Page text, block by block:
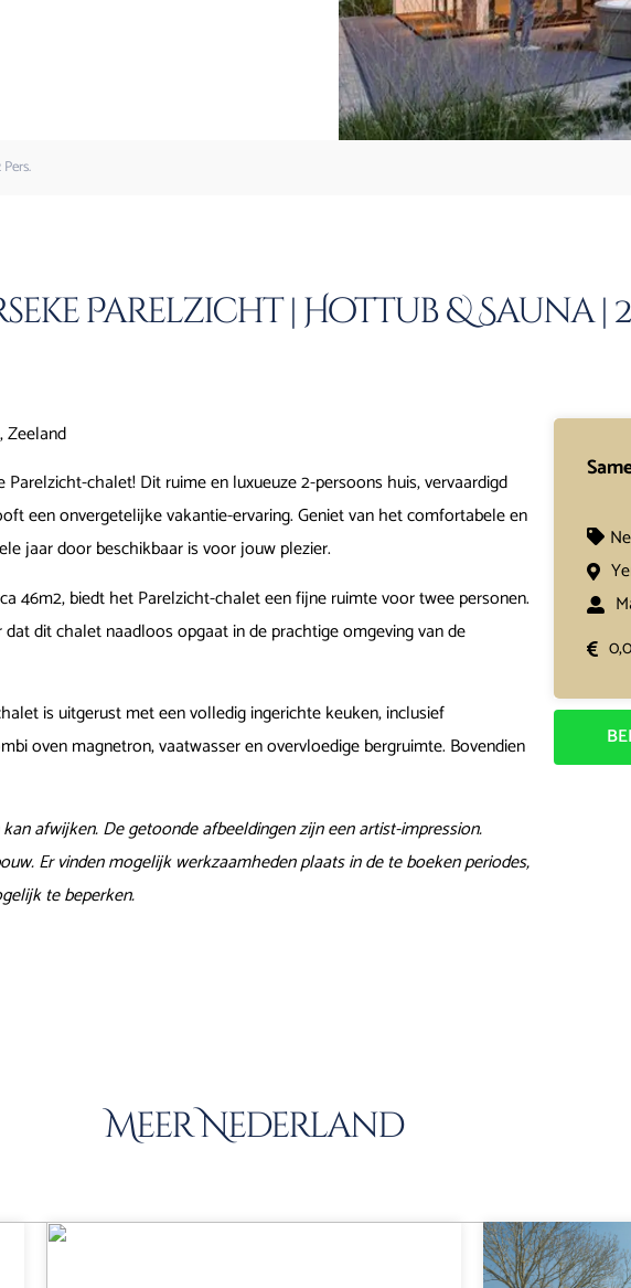
Parelzicht | Hottub & Sauna | 2
Zeeland
chalet! Dit ruime en luxueuze 2-persoons huis, vervaardigd
een onvergetelijke vakantie-ervaring. Geniet van het comfortabele en
jaar door beschikbaar is voor jouw plezier.
46m2, biedt het Parelzicht-chalet een fijne ruimte voor twee personen.
dit chalet naadloos opgaat in de prachtige omgeving van de
is uitgerust met een volledig ingerichte keuken, inclusief
oven magnetron, vaatwasser en overvloedige bergruimte. Bovendien
afwijken. De getoonde afbeeldingen zijn een artist-impression.
Er vinden mogelijk werkzaamheden plaats in de te boeken periodes,
te beperken.
Meer Nederland